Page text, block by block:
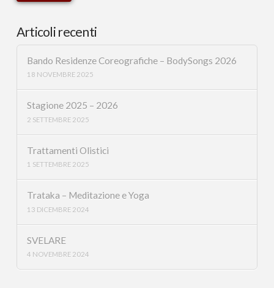
Articoli recenti
Bando Residenze Coreografiche – BodySongs 2026
18 NOVEMBRE 2025
Stagione 2025 – 2026
2 SETTEMBRE 2025
Trattamenti Olistici
1 SETTEMBRE 2025
Trataka – Meditazione e Yoga
13 DICEMBRE 2024
SVELARE
4 NOVEMBRE 2024